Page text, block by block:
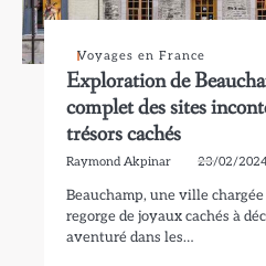
Voyages en France
Exploration de
complet des sites
trésors cachés
Raymond Akpinar 23/02/
Beauchamp, une ville
regorge de joyaux cachés à
aventuré dans les…